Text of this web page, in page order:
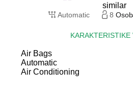
Automatic 8
KARAKTERISTIKE
Air Bags
Automatic
Air Conditioning